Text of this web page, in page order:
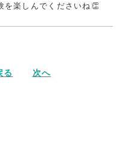
を楽しんでくださいね👏
る 次へ